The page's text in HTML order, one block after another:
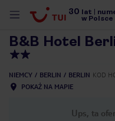
30 lat
w Polsce
B&B Hotel
NIEMCY BERLIN BERLIN KOD
POKAŻ NA MAPIE
Ups, ta